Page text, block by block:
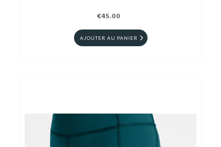
€45.00
AJOUTER AU PANIER